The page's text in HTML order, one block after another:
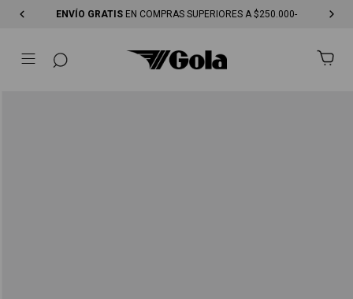
ENVÍO GRATIS EN COMPRAS SUPERIORES A $250.000-